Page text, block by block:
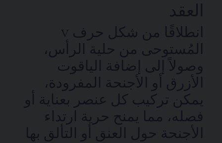
العقد
انطلاقًا من شكل حرف V
المُستوحى من حلية الرأس،
وصولاً إلى إضافة الياقوت
الأزرق أو الأجنحة المفرودة،
يمكن تركيب كل عنصر بعناية أو
فصله، مما يمنح حرية ارتداء
الأجنحة حول العنق أو التألق بها